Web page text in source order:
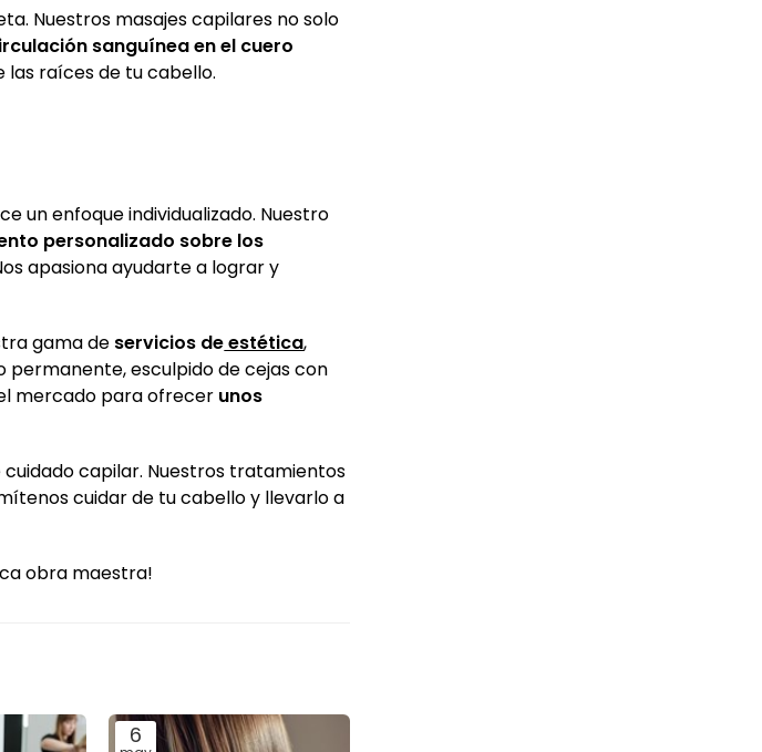
Nuestros masajes capilares no solo
sanguínea en el cuero
las raíces de tu cabello.
un enfoque individualizado. Nuestro
personalizado sobre los
apasiona ayudarte a lograr y
gama de servicios deestética,
permanente, esculpido de cejas con
mercado para ofrecer unos
capilar. Nuestros tratamientos
cuidar de tu cabello y llevarlo a
obra maestra!
6